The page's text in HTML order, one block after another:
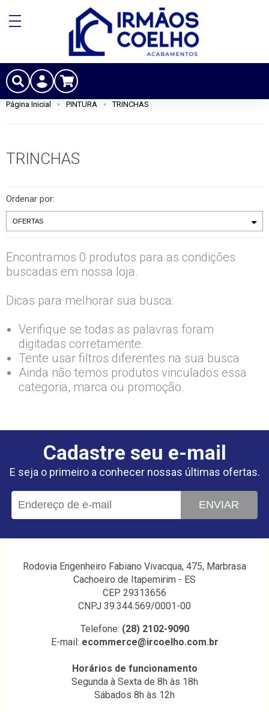
Página Inicial PINTURA TRINCHAS
TRINCHAS
Ordenar por:
Encontramos 0 produtos para as condições
buscadas em nossa loja.
Dicas para melhorar sua busca:
Verifique se todas as palavras foram
digitadas corretamente.
Tente usar filtros diferentes na sua busca
Ainda não temos produtos vinculados essa
categoria, marca ou promoção.
Cadastre seu e-mail
E seja o primeiro a conhecer nossas últimas ofertas.
ENVIAR
Rodovia Engenheiro Fabiano Vivacqua, 475, Marbrasa
Cachoeiro de Itapemirim - ES
CEP 29313656
CNPJ 39.344.569/0001-00
Telefone: (28) 2102-9090
E-mail: ecommerce@ircoelho.com.br
Horários de funcionamento
Segunda à Sexta de 8h às 18h
Sábados 8h às 12h